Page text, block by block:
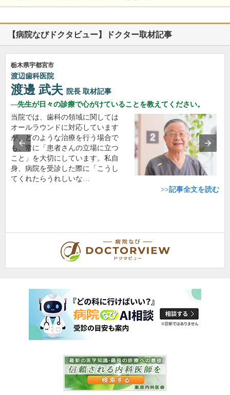
【病院なびドクタビュー】ドクター取材記事
栃木県宇都宮市
渡辺歯科医院
渡邊 武夫 院長 取材記事
先生が日々の診療で心がけていることを教えてください。
当院では、歯科の領域に関しては
オールラウンドに対応しています
が、どのような治療を行う場合で
も、常に「患者さんの立場に立つ
こと」を大切にしています。私自
身、病院を受診した際に「こうし
てくれたらうれしいな…
>>記事全文を読む